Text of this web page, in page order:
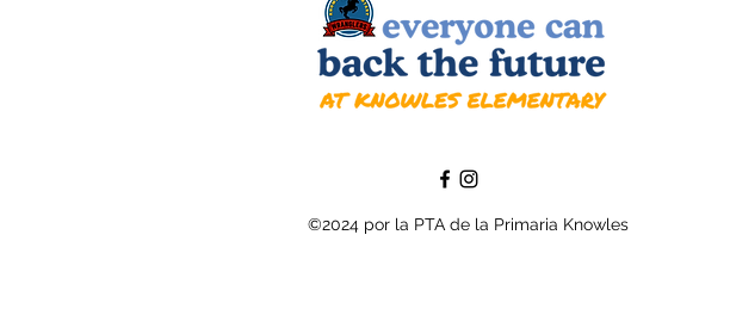
©2024 por la PTA de la Primaria Knowles